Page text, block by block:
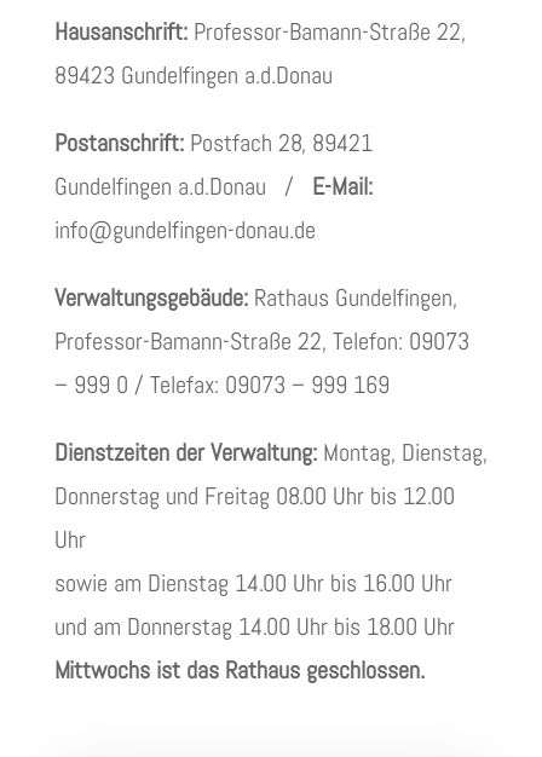
Hausanschrift: Professor-Bamann-Straße 22,
89423 Gundelfingen a.d.Donau
Postanschrift: Postfach 28, 89421
Gundelfingen a.d.Donau / E-Mail:
info@gundelfingen-donau.de
Verwaltungsgebäude: Rathaus Gundelfingen,
Professor-Bamann-Straße 22, Telefon: 09073
– 999 0 / Telefax: 09073 – 999 169
Dienstzeiten der Verwaltung: Montag, Dienstag,
Donnerstag und Freitag 08.00 Uhr bis 12.00
Uhr
sowie am Dienstag 14.00 Uhr bis 16.00 Uhr
und am Donnerstag 14.00 Uhr bis 18.00 Uhr
Mittwochs ist das Rathaus geschlossen.